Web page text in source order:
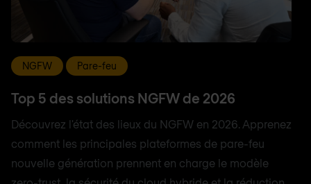
NGFW Pare-feu
Top 5 des solutions NGFW de 2026
Découvrez l'état des lieux du NGFW en 2026. Apprenez
comment les principales plateformes de pare-feu
nouvelle génération prennent en charge le modèle